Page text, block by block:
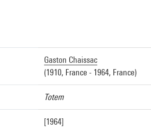
Gaston Chaissac
(1910, France - 1964, France)
Totem
[1964]